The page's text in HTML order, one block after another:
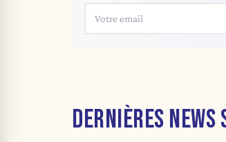
DERNIÈRES NEWS